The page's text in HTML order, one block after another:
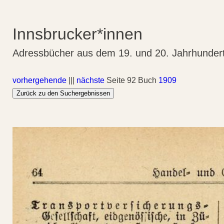
Innsbrucker*innen
Adressbücher aus dem 19. und 20.
vorhergehende nächste Seite 92 Buch 1909
Zurück zu den Suchergebnissen